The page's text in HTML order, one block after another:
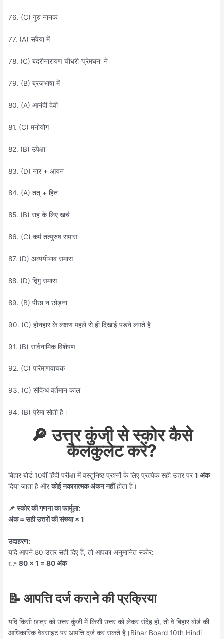
76. (C) गुरु नानक
77. (A) सवैया में
78. (C) बदरीनारायण चौधरी ‘प्रेमघन’ ने
79. (B) ब्रजभाषा में
80. (A) आनंदी देवी
81. (C) मनोयोग
82. (B) उपेक्षा
83. (D) नार + आयन
84. (A) तत् + हित
85. (B) राह के लिए खर्च
86. (C) कर्म तत्पुरुष समास
87. (D) अव्ययीभाव समास
88. (D) द्विगु समास
89. (B) पीछा न छोड़ना
90. (C) होनहार के लक्षण पहले से ही दिखाई पड़ने लगते हैं
91. (B) सार्वनामिक विशेषण
92. (C) परिमाणवाचक
93. (C) संदिग्ध वर्तमान काल
94. (B) प्रेमा सोती है।
🔎 उत्तर कुंजी से स्कोर कैसे
कैलकुलेट करें?
बिहार बोर्ड 10वीं हिंदी परीक्षा में वस्तुनिष्ठ प्रश्नों के लिए प्रत्येक सही उत्तर पर1 अंक
दिया जाता है औरकोई नकारात्मक अंकन नहींहोता है।
📌 स्कोर की गणना का फार्मूला:
अंक = सही उत्तरों की संख्या × 1
उदाहरण:
यदि आपने 80 उत्तर सही दिए हैं, तो आपका अनुमानित स्कोर:
👉80 × 1 = 80 अंक
📝 आपत्ति दर्ज कराने की प्रक्रिया
यदि किसी छात्र को उत्तर कुंजी में किसी उत्तर को लेकर संदेह हो, तो वे बिहार बोर्ड की
आधिकारिक वेबसाइट पर आपत्ति दर्ज कर सकते हैं।Bihar Board 10th Hindi